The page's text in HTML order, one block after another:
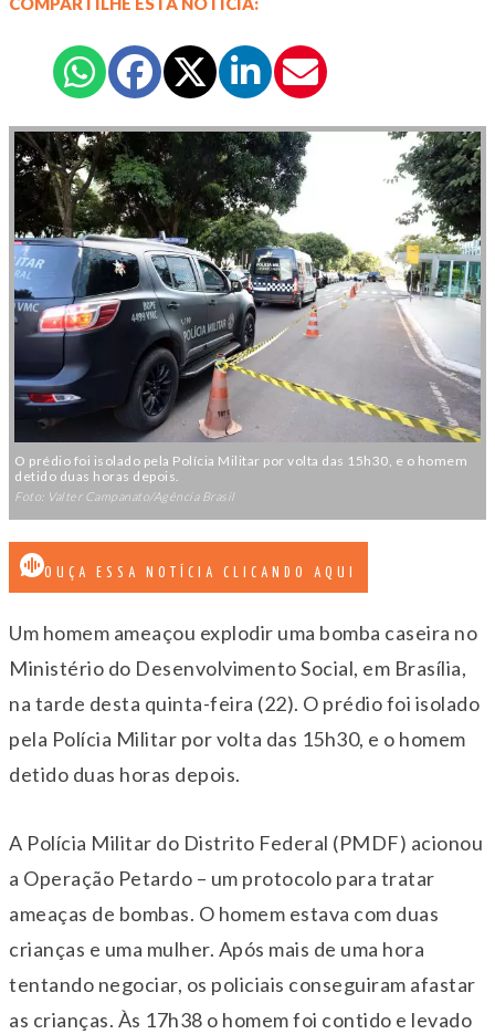
O prédio foi isolado pela Polícia Militar por volta das 15h30, e o homem
detido duas horas depois.
Foto: Valter Campanato/Agência Brasil
OUÇA ESSA NOTÍCIA CLICANDO AQUI
Um homem ameaçou explodir uma bomba caseira no
Ministério do Desenvolvimento Social, em Brasília,
na tarde desta quinta-feira (22). O prédio foi isolado
pela Polícia Militar por volta das 15h30, e o homem
detido duas horas depois.
A Polícia Militar do Distrito Federal (PMDF) acionou
a Operação Petardo – um protocolo para tratar
ameaças de bombas. O homem estava com duas
crianças e uma mulher. Após mais de uma hora
tentando negociar, os policiais conseguiram afastar
as crianças. Às 17h38 o homem foi contido e levado